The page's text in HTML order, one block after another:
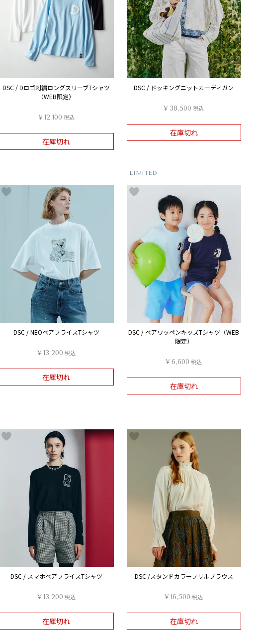
DSC / Dロゴ刺繍ロングスリーブTシャツ
（WEB限定）
¥12,100 税込
在庫切れ
DSC / ドッキングニットカーディガン
¥ 38,500 税込
在庫切れ
DSC / NEOベアフライスTシャツ
¥13,200 税込
在庫切れ
LIMITED
DSC / ベアワッペンキッズTシャツ（WEB
限定）
¥6,600 税込
在庫切れ
DSC / スマホベアフライスTシャツ
¥13,200 税込
在庫切れ
DSC /スタンドカラーフリルブラウス
¥16,500 税込
在庫切れ